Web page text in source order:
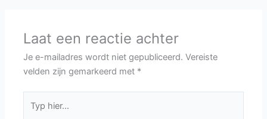
Laat een reactie achter
Je e-mailadres wordt niet gepubliceerd. Vereiste
velden zijn gemarkeerd met *
hier...